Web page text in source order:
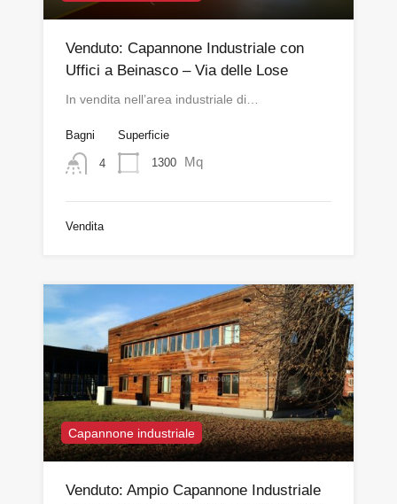
Venduto: Capannone Industriale con
Uffici a Beinasco – Via delle Lose
In vendita nell’area industriale di…
Bagni
4
Superficie
1300 Mq
Vendita
Capannone industriale
Venduto: Ampio Capannone Industriale